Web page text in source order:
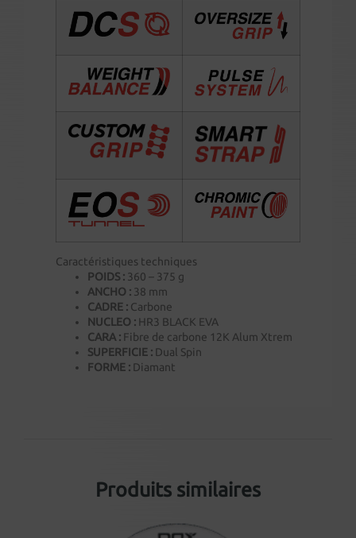
Caractéristiques techniques
POIDS : 360 – 375 g
ANCHO : 38 mm
CADRE : Carbone
NUCLEO : HR3 BLACK EVA
CARA : Fibre de carbone 12K Alum Xtrem
SUPERFICIE : Dual Spin
FORME : Diamant
Produits similaires